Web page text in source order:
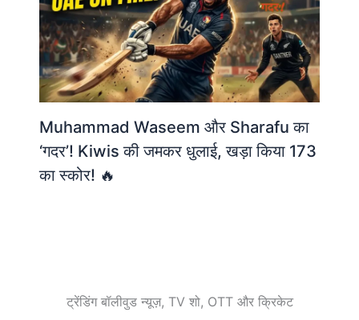
Muhammad Waseem और Sharafu का
‘गदर’! Kiwis की जमकर धुलाई, खड़ा किया 173
का स्कोर! 🔥
ट्रेंडिंग बॉलीवुड न्यूज़, TV शो, OTT और क्रिकेट